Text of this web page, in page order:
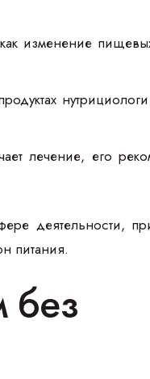
как изменение
лечение, его
деятельности,
питания.
без